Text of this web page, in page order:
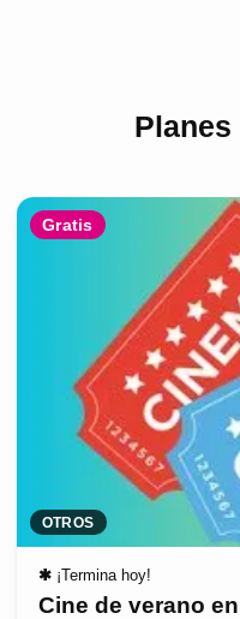
Gratis
OTROS
✱ ¡Termina hoy!
Cine de verano